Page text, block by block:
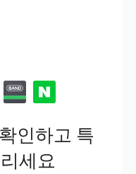
인하고 특
세요